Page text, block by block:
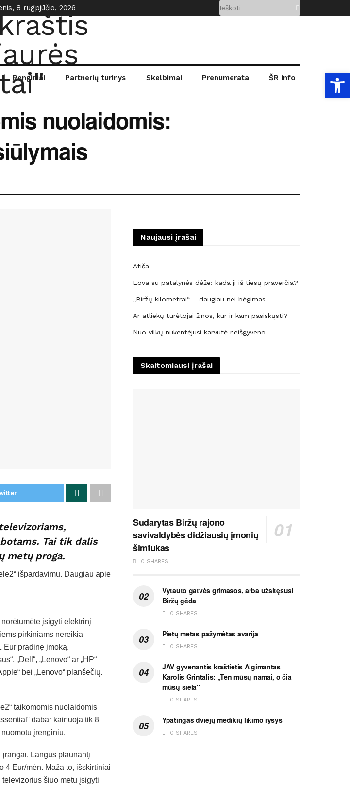
8 rugpjūčio, 2026
Renginiai Partnerių turinys Skelbimai Prenumerata ŠR info
nuolaidomis:
Tai tik dalis
metų proga.
išpardavimu. Daugiau apie
įsigyti elektrinį
pirkiniams nereikia
Eur pradinę įmoką.
„Dell“, „Lenovo“ ar „HP“
bei „Lenovo“ planšečių.
taikomomis nuolaidomis
dabar kainuoja tik 8
įrenginiu.
Langus plaunantį
4 Eur/mėn. Maža to, išskirtiniai
televizorius šiuo metu įsigyti
Naujausi įrašai
Afiša
Lova su patalynės dėže: kada ji iš tiesų praverčia?
„Biržų kilometrai“ – daugiau nei bėgimas
Ar atliekų turėtojai žinos, kur ir kam pasiskųsti?
Nuo vilkų nukentėjusi karvutė neišgyveno
Skaitomiausi įrašai
Sudarytas Biržų rajono
savivaldybės didžiausių įmonių
šimtukas
0 SHARES
Vytauto gatvės grimasos, arba užsitęsusi
Biržų gėda
0 SHARES
Pietų metas pažymėtas avarija
0 SHARES
JAV gyvenantis kraštietis Algimantas
Karolis Grintalis: „Ten mūsų namai, o čia
mūsų siela“
0 SHARES
Ypatingas dviejų medikių likimo ryšys
0 SHARES